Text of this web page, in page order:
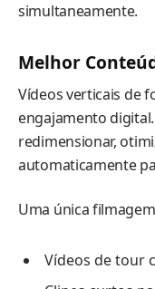
simultaneamente.
Melhor
Vídeos verticais de
engajamento
redimensionar,
automaticamente
Uma única
Vídeos de tour